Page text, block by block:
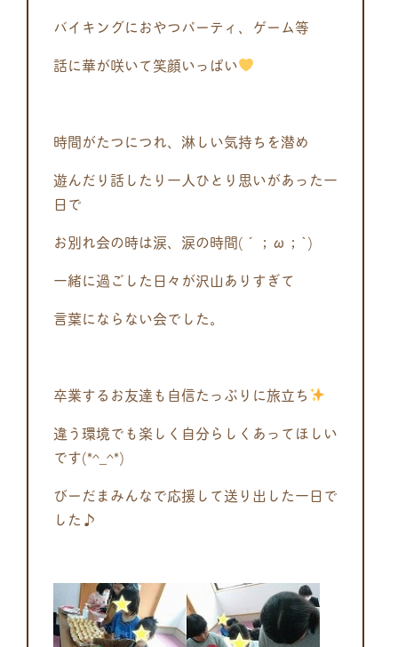
バイキングにおやつパーティ、ゲーム等
話に華が咲いて笑顔いっぱい
時間がたつにつれ、淋しい気持ちを潜め
遊んだり話したり一人ひとり思いがあった一
日で
お別れ会の時は涙、涙の時間(´；ω；`)
一緒に過ごした日々が沢山ありすぎて
言葉にならない会でした。
卒業するお友達も自信たっぷりに旅立ち
違う環境でも楽しく自分らしくあってほしい
です(*^_^*)
びーだまみんなで応援して送り出した一日で
した♪